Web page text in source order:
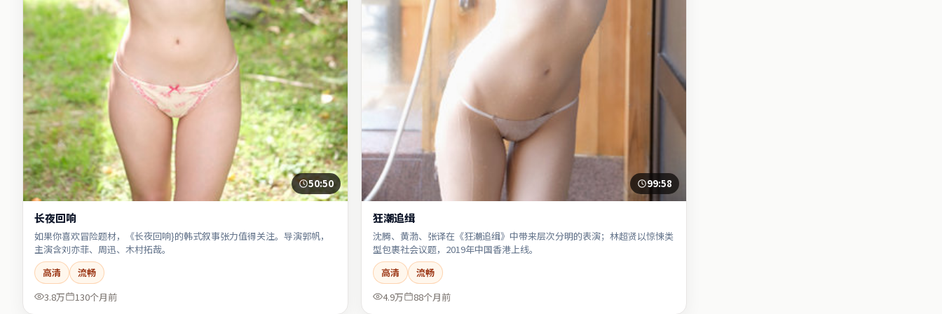
50:50
长夜回响
如果你喜欢冒险题材，《长夜回响}的韩式叙事张力值得关注。导演郭帆，
主演含刘亦菲、周迅、木村拓哉。
高清
流畅
3.8万
130个月前
99:58
狂潮追缉
沈腾、黄渤、张译在《狂潮追缉》中带来层次分明的表演；林超贤以惊悚类
型包裹社会议题，2019年中国香港上线。
高清
流畅
4.9万
88个月前